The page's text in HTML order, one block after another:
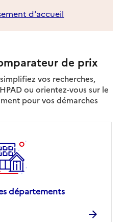
d'accueil
de prix
vos recherches,
ou orientez-vous sur le
pour vos démarches
départements